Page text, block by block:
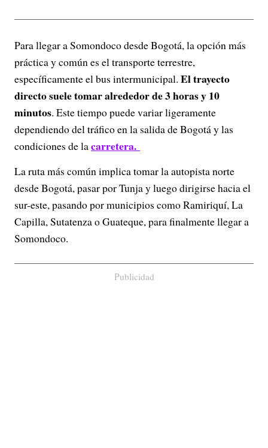
Para llegar a Somondoco desde Bogotá, la opción más
práctica y común es el transporte terrestre,
específicamente el bus intermunicipal. El trayecto
directo suele tomar alrededor de3 horas y 10
minutos. Este tiempo puede variar ligeramente
dependiendo del tráfico en la salida de Bogotá y las
condiciones de lacarretera.
La ruta más común implica tomar la autopista norte
desde Bogotá, pasar por Tunja y luego dirigirse hacia el
sur-este, pasando por municipios como Ramiriquí, La
Capilla, Sutatenza o Guateque, para finalmente llegar a
Somondoco.
Publicidad